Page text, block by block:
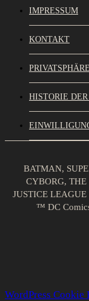
IMPRESSUM
KONTAKT
HISTORIE
BATMAN,
CYBORG, THE
JUSTICE LEAGUE
™ DC
WordPress Cookie